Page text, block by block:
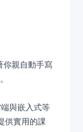
親自動手寫
與嵌入式等
供實用的課